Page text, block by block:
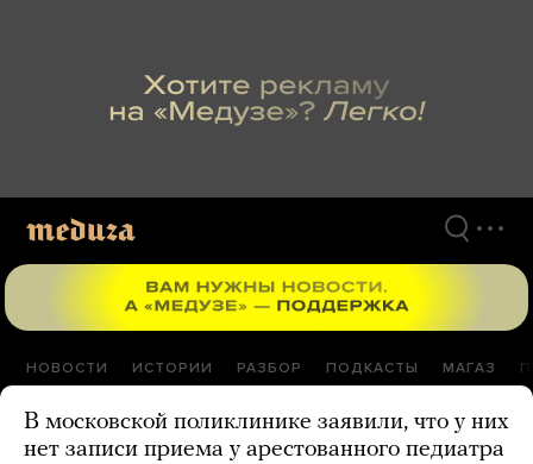
НОВОСТИ ИСТОРИИ РАЗБОР ПОДКАСТЫ МАГАЗ
В московской поликлинике заявили, что у них
нет записи приема у арестованного педиатра